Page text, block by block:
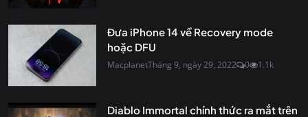
Đưa iPhone 14 về Recovery mode
hoặc DFU
MacplanetTháng 9, ngày 29, 2022 0 1.1k
Diablo Immortal chính thức ra mắt trên